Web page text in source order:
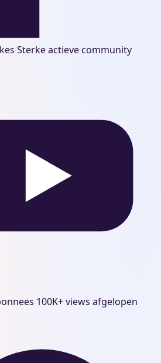
Sterke actieve community
100K+ views afgelopen